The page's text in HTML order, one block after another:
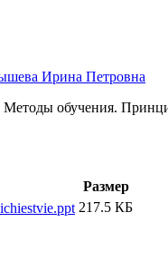
Ирина Петровна
Методы обучения.
Размер
217.5 КБ